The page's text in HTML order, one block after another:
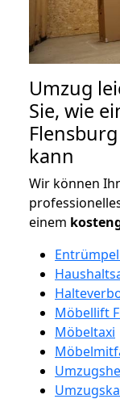
Umzug
Sie, wie
kann
Wir können
einem
Möbellift
Möbeltaxi